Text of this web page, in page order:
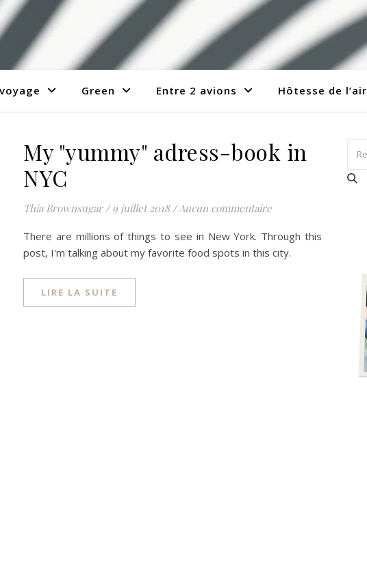
Green Entre 2 avions Hôtesse de l’air
My "yummy" adress-book in
NYC
Thia Brownsugar / 9 juillet 2018 /Aucun commentaire
There are millions of things to see in New York. Through this
post, I'm talking about my favorite food spots in this city.
LIRE LA SUITE